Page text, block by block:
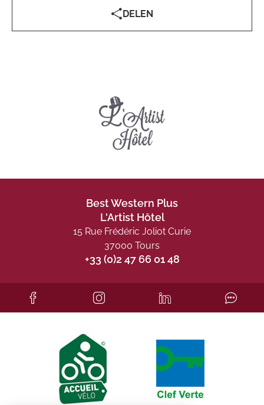
DELEN
Best Western Plus
L'Artist Hôtel
15 Rue Frédéric Joliot Curie
37000 Tours
+33 (0)2 47 66 01 48